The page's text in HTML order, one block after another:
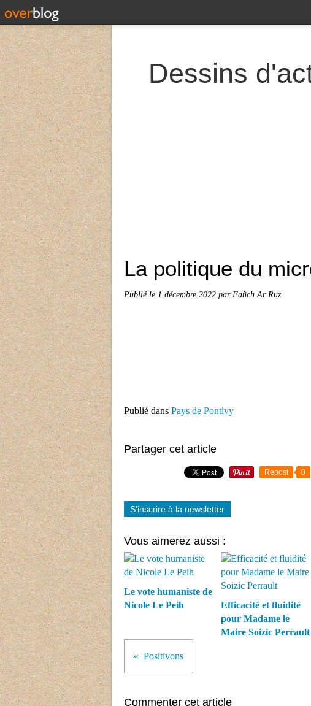
Dessins
La politique du
Publié le 1 décembre 2022 par Fañch Ar Ruz
Publié dans Pays de Pontivy
Partager cet article
Repost 0
S'inscrire à la newsletter
Vous aimerez aussi :
Le vote humaniste de
Nicole Le Peih
Efficacité et fluidité
pour Madame le
Maire Soizic Perrault
Positivons
Commenter cet article